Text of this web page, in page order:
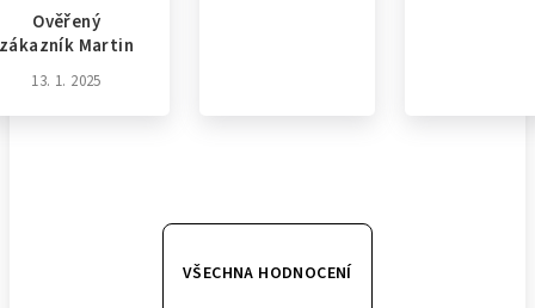
Ověřený
zákazník Martin
13. 1. 2025
VŠECHNA HODNOCENÍ